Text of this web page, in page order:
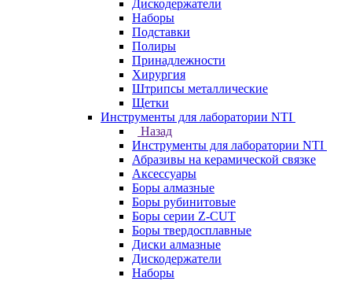
Дискодержатели
Наборы
Подставки
Полиры
Принадлежности
Хирургия
Штрипсы металлические
Щетки
Инструменты для лаборатории NTI
Назад
Инструменты для лаборатории NTI
Абразивы на керамической связке
Аксессуары
Боры алмазные
Боры рубинитовые
Боры серии Z-CUT
Боры твердосплавные
Диски алмазные
Дискодержатели
Наборы